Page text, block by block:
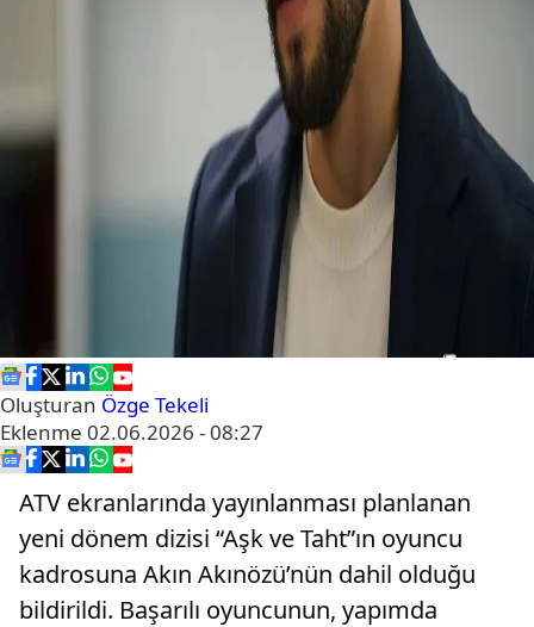
Oluşturan Özge Tekeli
Eklenme 02.06.2026 - 08:27
ATV ekranlarında yayınlanması planlanan
yeni dönem dizisi “Aşk ve Taht”ın oyuncu
kadrosuna Akın Akınözü’nün dahil olduğu
bildirildi. Başarılı oyuncunun, yapımda